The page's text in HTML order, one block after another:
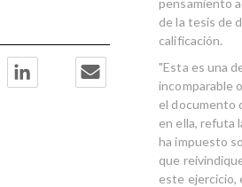
de la tesis de
calificación.
"Esta es una
incomparable
el documento
en ella, refuta
ha impuesto
que
este ejercicio,